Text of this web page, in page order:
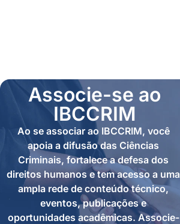
Associe-se ao
IBCCRIM
Ao se associar ao IBCCRIM, você
apoia a difusão das Ciências
Criminais, fortalece a defesa dos
direitos humanos e tem acesso a uma
ampla rede de conteúdo técnico,
eventos, publicações e
oportunidades acadêmicas. Associe-